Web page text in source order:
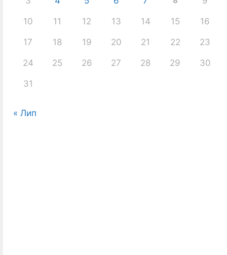
10 11 12 13 14 15 16
17 18 19 20 21 22 23
24 25 26 27 28 29 30
31
« Лип